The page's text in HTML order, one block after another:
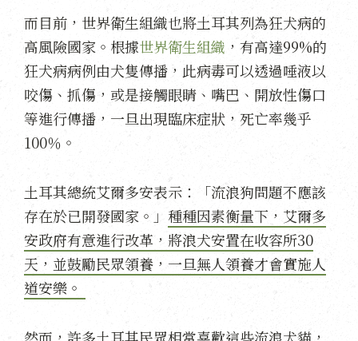
而目前，世界衛生組織也將土耳其列為狂犬病的
高風險國家。根據世界衛生組織 ，有高達99%的
狂犬病病例由犬隻傳播，此病毒可以透過唾液以
咬傷、抓傷，或是接觸眼睛、嘴巴、開放性傷口
等進行傳播，一旦出現臨床症狀，死亡率幾乎
100％。
土耳其總統艾爾多安表示：「流浪狗問題不應該
存在於已開發國家。」 種種因素衡量下，艾爾多
安政府有意進行改革，將浪犬安置在收容所30
天，並鼓勵民眾領養，一旦無人領養才會實施人
道安樂。
然而，許多土耳其民眾相當喜歡這些流浪犬貓，